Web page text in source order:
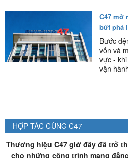
C47 mở
bứt phá
Bước
vốn và
vực -
vận
HỢP TÁC CÙNG C47
Thương hiệu C47 giờ đây đã trở
cho những công trình mang